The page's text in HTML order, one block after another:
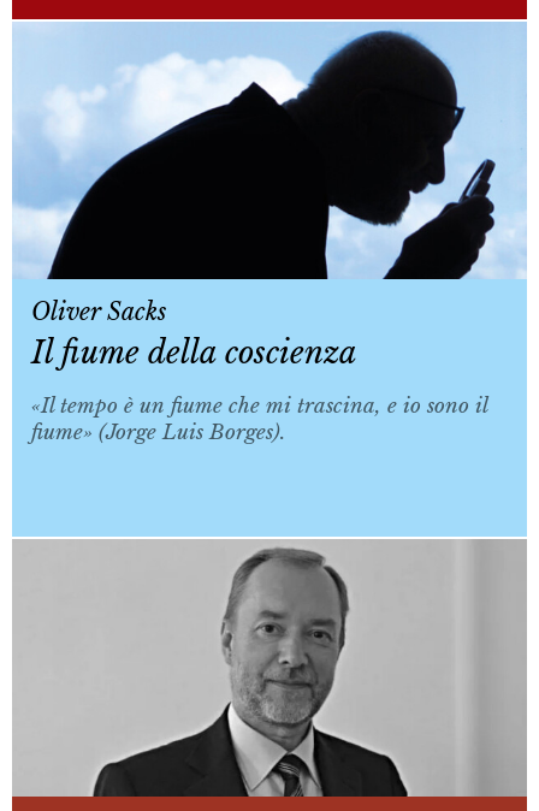
Oliver Sacks
Il fiume della coscienza
«Il tempo è un fiume che mi trascina, e io sono il
fiume» (Jorge Luis Borges).